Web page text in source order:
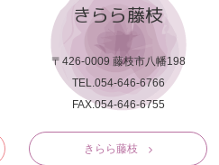
きらら藤枝
〒426-0009 藤枝市八幡198
TEL.054-646-6766
FAX.054-646-6755
きらら藤枝